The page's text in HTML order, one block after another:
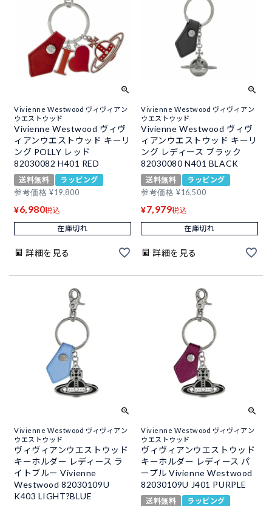
Vivienne Westwood ヴィヴィアン
ウエストウッド
Vivienne Westwood ヴィヴ
ィアンウエストウッド キーリ
ング POLLY レッド
82030082 H401 RED
送料無料
ラッピング
参考価格 ¥19,800
¥6,980税込
在庫切れ
詳細を見る
Vivienne Westwood ヴィヴィアン
ウエストウッド
Vivienne Westwood ヴィヴ
ィアンウエストウッド キーリ
ング レディース ブラック
82030080 N401 BLACK
送料無料
ラッピング
参考価格 ¥16,500
¥7,979税込
在庫切れ
詳細を見る
Vivienne Westwood ヴィヴィアン
ウエストウッド
ヴィヴィアンウエストウッド
キーホルダー レディース ラ
イトブルー Vivienne
Westwood 82030109U
K403 LIGHT?BLUE
Vivienne Westwood ヴィヴィアン
ウエストウッド
ヴィヴィアンウエストウッド
キーホルダー レディース パ
ープル Vivienne Westwood
82030109U J401 PURPLE
送料無料
ラッピング